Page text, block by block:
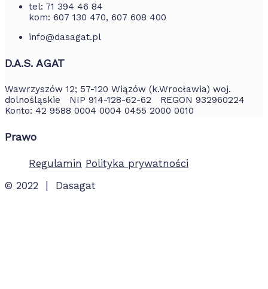
tel: 71 394 46 84
kom: 607 130 470, 607 608 400
info@dasagat.pl
D.A.S. AGAT
Wawrzyszów 12; 57-120 Wiązów (k.Wrocławia) woj.
dolnośląskie NIP 914-128-62-62 REGON 932960224
Konto: 42 9588 0004 0004 0455 2000 0010
Prawo
Regulamin Polityka prywatności
© 2022 | Dasagat